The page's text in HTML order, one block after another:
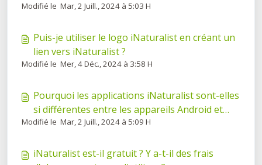
Modifié le Mar, 2 Juill., 2024 à 5:03 H
Puis-je utiliser le logo iNaturalist en créant un
lien vers iNaturalist ?
Modifié le Mer, 4 Déc., 2024 à 3:58 H
Pourquoi les applications iNaturalist sont-elles
si différentes entre les appareils Android et
iOS/iPadOS ?
Modifié le Mar, 2 Juill., 2024 à 5:09 H
iNaturalist est-il gratuit ? Y a-t-il des frais